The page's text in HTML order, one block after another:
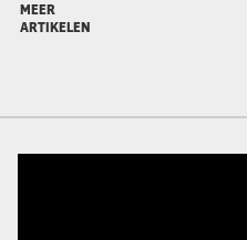
MEER
ARTIKELEN